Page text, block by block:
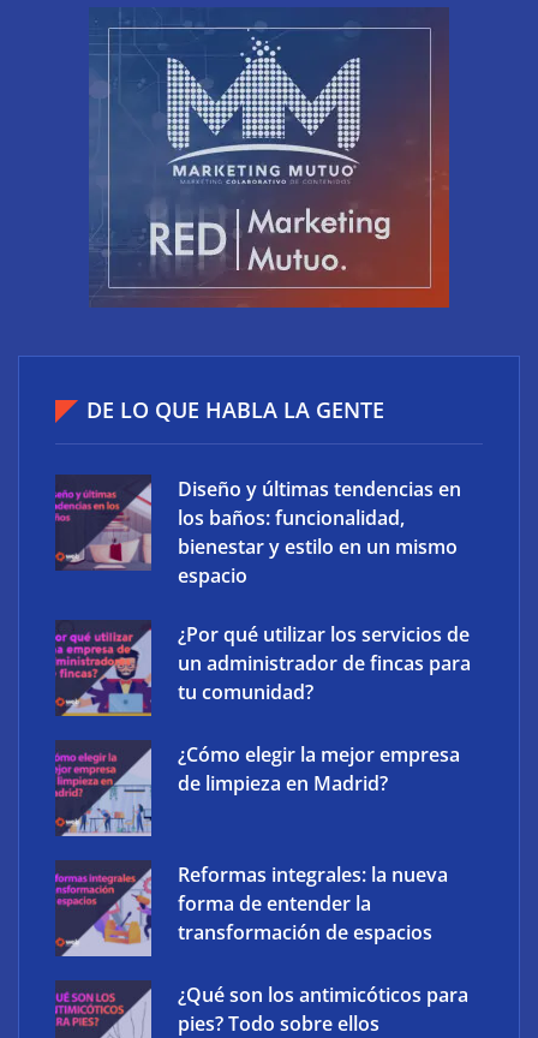
XCharge: cinco retos para la electrificación de las
flotas comerciales en España
DE LO QUE HABLA LA GENTE
Diseño y últimas tendencias en
los baños: funcionalidad,
bienestar y estilo en un mismo
espacio
¿Por qué utilizar los servicios de
un administrador de fincas para
tu comunidad?
¿Cómo elegir la mejor empresa
de limpieza en Madrid?
Reformas integrales: la nueva
forma de entender la
transformación de espacios
¿Qué son los antimicóticos para
pies? Todo sobre ellos